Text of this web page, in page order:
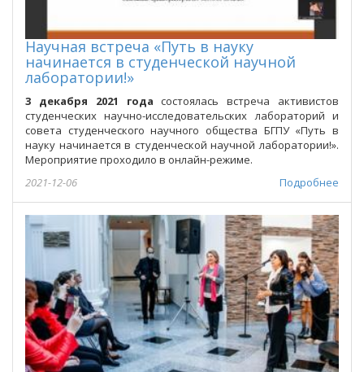
Научная встреча «Путь в науку
начинается в студенческой научной
лаборатории!»
3 декабря 2021 года состоялась встреча активистов
студенческих научно-исследовательских лабораторий и
совета студенческого научного общества БГПУ «Путь в
науку начинается в студенческой научной лаборатории!».
Мероприятие проходило в онлайн-режиме.
Подробнее
2021-12-06